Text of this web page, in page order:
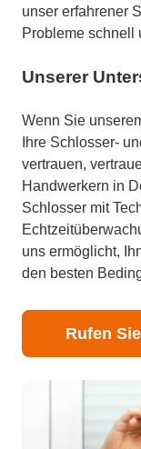
unser erfahrener
Probleme schnell
Unserer
Wenn Sie
Ihre Schlosser-
vertrauen,
Handwerkern in
Schlosser mit
uns ermöglicht,
den besten
Rufen